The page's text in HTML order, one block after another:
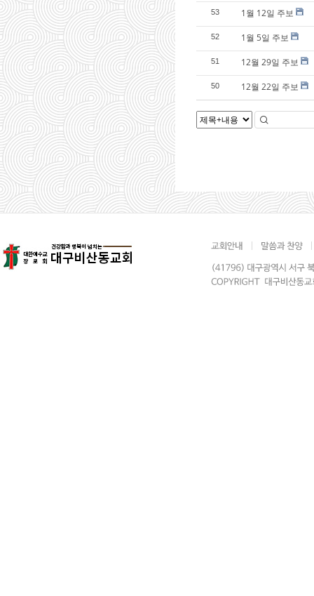
53 1월 12일 주보
52 1월 5일 주보
51 12월 29일 주보
50 12월 22일 주보